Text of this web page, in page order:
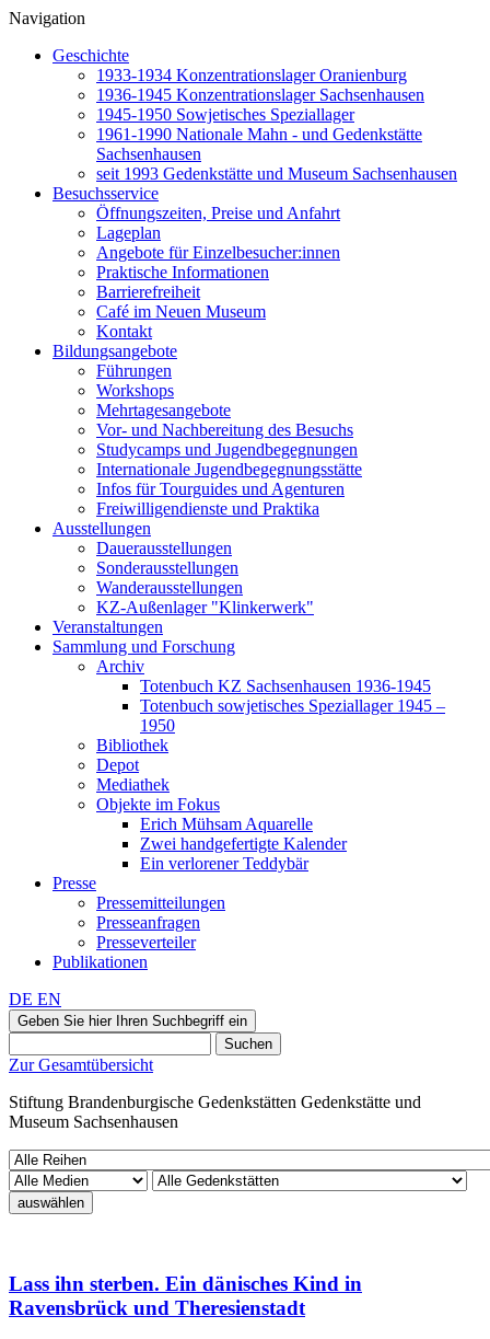
Navigation
Geschichte
1933-1934 Konzentrationslager Oranienburg
1936-1945 Konzentrationslager Sachsenhausen
1945-1950 Sowjetisches Speziallager
1961-1990 Nationale Mahn - und Gedenkstätte
Sachsenhausen
seit 1993 Gedenkstätte und Museum Sachsenhausen
Besuchsservice
Öffnungszeiten, Preise und Anfahrt
Lageplan
Angebote für Einzelbesucher:innen
Praktische Informationen
Barrierefreiheit
Café im Neuen Museum
Kontakt
Bildungsangebote
Führungen
Workshops
Mehrtagesangebote
Vor- und Nachbereitung des Besuchs
Studycamps und Jugendbegegnungen
Internationale Jugendbegegnungsstätte
Infos für Tourguides und Agenturen
Freiwilligendienste und Praktika
Ausstellungen
Dauerausstellungen
Sonderausstellungen
Wanderausstellungen
KZ-Außenlager "Klinkerwerk"
Veranstaltungen
Sammlung und Forschung
Archiv
Totenbuch KZ Sachsenhausen 1936-1945
Totenbuch sowjetisches Speziallager 1945 –
1950
Bibliothek
Depot
Mediathek
Objekte im Fokus
Erich Mühsam Aquarelle
Zwei handgefertigte Kalender
Ein verlorener Teddybär
Presse
Pressemitteilungen
Presseanfragen
Presseverteiler
Publikationen
DE EN
Geben Sie hier Ihren Suchbegriff ein
Suchen
Zur Gesamtübersicht
Stiftung Brandenburgische Gedenkstätten Gedenkstätte und
Museum Sachsenhausen
auswählen
Lass ihn sterben. Ein dänisches Kind in
Ravensbrück und Theresienstadt